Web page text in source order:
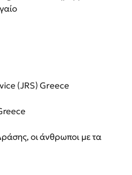
(JRS) Greece
οι άνθρωποι με τα